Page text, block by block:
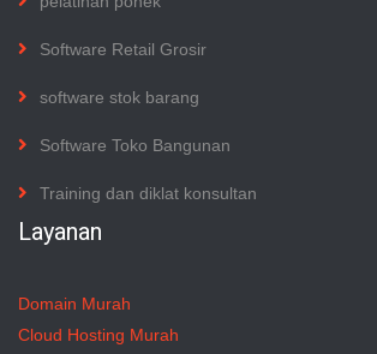
Software Retail Grosir
software stok barang
Software Toko Bangunan
Training dan diklat konsultan
Layanan
Domain Murah
Cloud Hosting Murah